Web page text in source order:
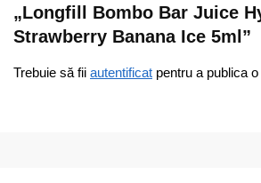
„Longfill Bombo Bar Juice
Strawberry Banana Ice 5ml”
Trebuie să fii autentificat pentru a publica